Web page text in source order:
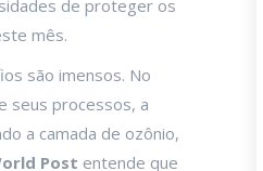
de proteger os
mês.
são imensos. No
seus processos, a
a camada de ozônio,
Post entende que